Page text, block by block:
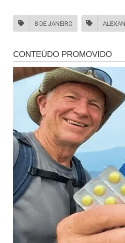
Os advogados também
08 de janeiro, bem como nos
possam ser devidamente
Já os representantes legais do
“os efeitos da decisão
coronel Marcelo Casimiro”. Em
família e oficial que dedicou
Federal, sempre com conduta
hoje obrigado a iniciar o
a realidade dos fatos apurados
Por sua vez, a defesa de Jorge
cercada de contradições que
No mesmo posicionamento, os
periciais técnicos
8 DE JANEIRO